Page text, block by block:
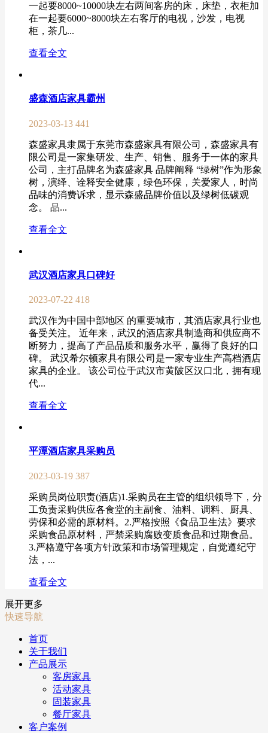
一起要8000~10000块左右两间客房的床，床垫，衣柜加
在一起要6000~8000块左右客厅的电视，沙发，电视
柜，茶几...
查看全文
盛森酒店家具霸州
2023-03-13 441
森盛家具隶属于东莞市森盛家具有限公司，森盛家具有
限公司是一家集研发、生产、销售、服务于一体的家具
公司，主打品牌名为森盛家具 品牌阐释 “绿树”作为形象
树，演绎、诠释安全健康，绿色环保，关爱家人，时尚
品味的消费诉求，显示森盛品牌价值以及绿树低碳观
念。 品...
查看全文
武汉酒店家具口碑好
2023-07-22 418
武汉作为中国中部地区 的重要城市，其酒店家具行业也
备受关注。 近年来，武汉的酒店家具制造商和供应商不
断努力，提高了产品品质和服务水平，赢得了良好的口
碑。 武汉希尔顿家具有限公司是一家专业生产高档酒店
家具的企业。 该公司位于武汉市黄陂区汉口北，拥有现
代...
查看全文
平潭酒店家具采购员
2023-03-19 387
采购员岗位职责(酒店)1.采购员在主管的组织领导下，分
工负责采购供应各食堂的主副食、油料、调料、厨具、
劳保和必需的原材料。2.严格按照《食品卫生法》要求
采购食品原材料，严禁采购腐败变质食品和过期食品。
3.严格遵守各项方针政策和市场管理规定，自觉遵纪守
法，...
查看全文
展开更多
快速导航
首页
关于我们
产品展示
客房家具
活动家具
固装家具
餐厅家具
客户案例